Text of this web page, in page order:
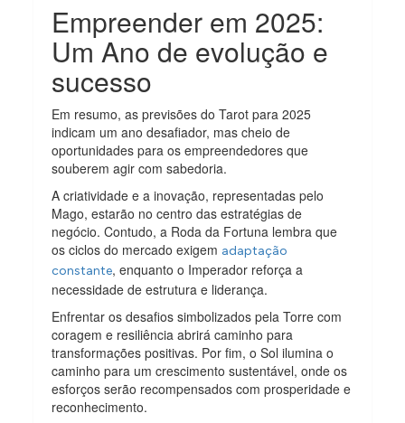
Empreender em 2025:
Um Ano de evolução e
sucesso
Em resumo, as previsões do Tarot para 2025
indicam um ano desafiador, mas cheio de
oportunidades para os empreendedores que
souberem agir com sabedoria.
A criatividade e a inovação, representadas pelo
Mago, estarão no centro das estratégias de
negócio. Contudo, a Roda da Fortuna lembra que
os ciclos do mercado exigem adaptação
constante, enquanto o Imperador reforça a
necessidade de estrutura e liderança.
Enfrentar os desafios simbolizados pela Torre com
coragem e resiliência abrirá caminho para
transformações positivas. Por fim, o Sol ilumina o
caminho para um crescimento sustentável, onde os
esforços serão recompensados com prosperidade e
reconhecimento.